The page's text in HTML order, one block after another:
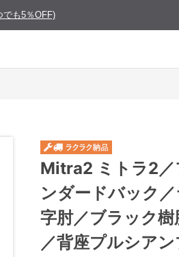
でも5％OFF)
Mitra2 ミトラ2／
ンダードバック
字肘／ブラック
／背座プルシア